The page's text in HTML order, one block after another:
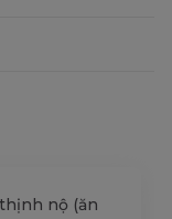
nộ (ăn